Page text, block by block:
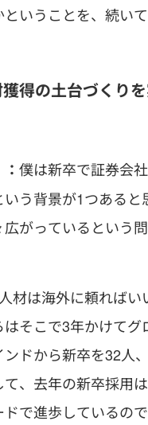
いうことを、続い
得の土台づくり
僕は新卒で証券会
う背景が1つある
がっているという
材は海外に頼れば
そこで3年かけて
ドから新卒を32人
、去年の新卒採用
で進歩しているの